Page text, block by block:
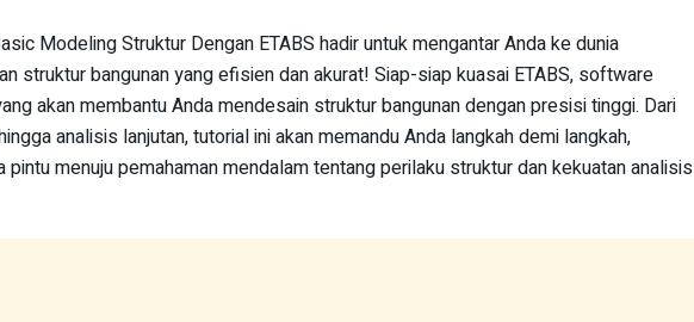
Modeling Struktur Dengan ETABS hadir untuk mengantar Anda ke dunia
struktur bangunan yang efisien dan akurat! Siap-siap kuasai ETABS, software
akan membantu Anda mendesain struktur bangunan dengan presisi tinggi. Dari
analisis lanjutan, tutorial ini akan memandu Anda langkah demi langkah,
pintu menuju pemahaman mendalam tentang perilaku struktur dan kekuatan analisis